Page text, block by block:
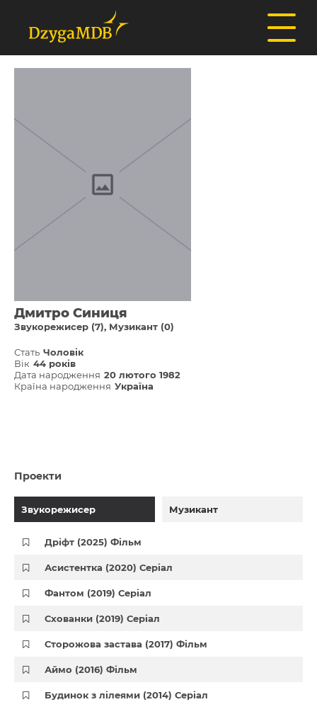
Дмитро Синиця
Звукорежисер (7) Музикант (0)
Стать Чоловік
Вік 44 років
Дата народження 20 лютого 1982
Країна народження Україна
Проекти
Звукорежисер Музикант
Дріфт (2025) Фільм
Асистентка (2020) Серіал
Фантом (2019) Серіал
Схованки (2019) Серіал
Сторожова застава (2017) Фільм
Аймо (2016) Фільм
Будинок з лілеями (2014) Серіал